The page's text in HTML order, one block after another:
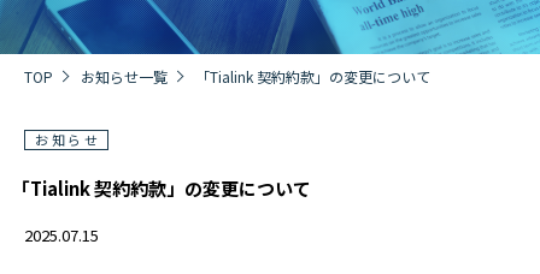
会社概要
COMPANY
IR・CSR
TOP お知らせ一覧 「Tialink 契約約款」の変更について
お知らせ
「Tialink 契約約款」の変更について
2025.07.15